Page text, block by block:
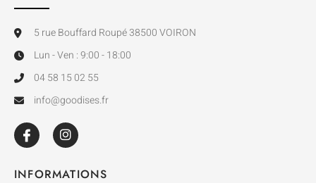
5 rue Bouffard Roupé 38500 VOIRON
Lun - Ven : 9:00 - 18:00
04 58 15 02 55
info@goodises.fr
INFORMATIONS